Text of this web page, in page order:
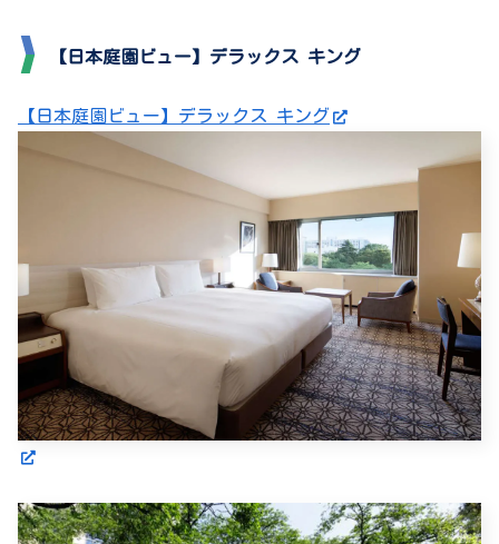
【日本庭園ビュー】デラックス キング
【日本庭園ビュー】デラックス キング